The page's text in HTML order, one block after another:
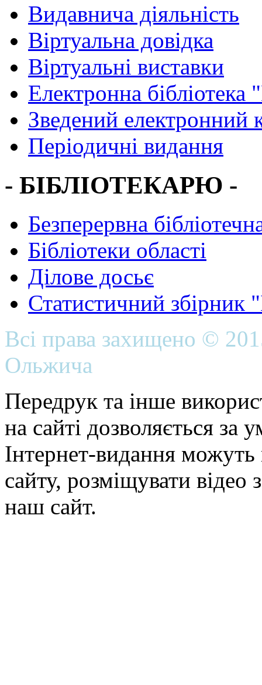
Видавнича діяльність
Віртуальна довідка
Віртуальні виставки
Електронна
Зведений електронний
Періодичні видання
- БІБЛІОТЕКАРЮ -
Безперервна
Бібліотеки області
Ділове досьє
Статистичний
Всі права захищено ©
Ольжича
Передрук та інше
на сайті дозволяється
Інтернет-видання можуть
сайту, розміщувати відео
наш сайт.